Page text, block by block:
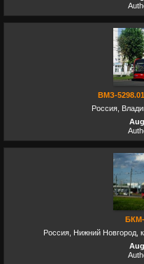
ВМЗ-
Россия,
БКМ-
Россия, Нижний Новгород,